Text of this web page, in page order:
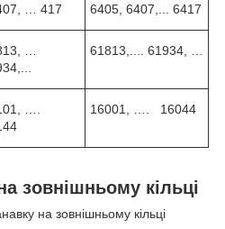
… 417 6405, 6407,... 6417
…
61813,.... 61934, …
….
16001, …. 16044
кільці
на зовнішньому кільці